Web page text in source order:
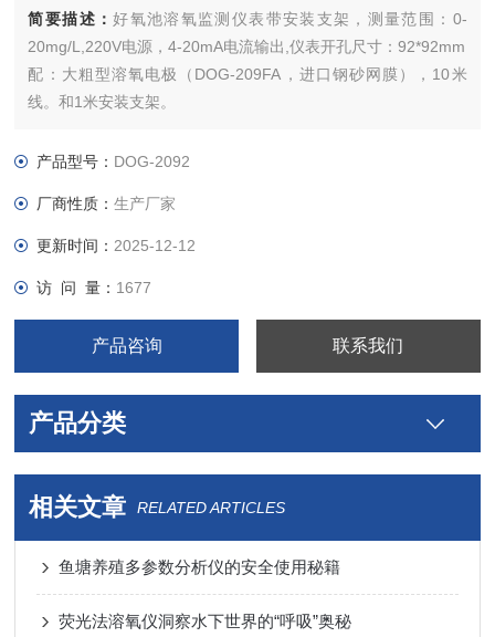
简要描述：好氧池溶氧监测仪表带安装支架，测量范围：0-
20mg/L,220V电源，4-20mA电流输出,仪表开孔尺寸：92*92mm
配：大粗型溶氧电极（DOG-209FA，进口钢砂网膜），10米
线。和1米安装支架。
产品型号： DOG-2092
厂商性质：生产厂家
更新时间： 2025-12-12
访 问 量： 1677
产品咨询 联系我们
产品分类
相关文章 RELATED ARTICLES
鱼塘养殖多参数分析仪的安全使用秘籍
荧光法溶氧仪洞察水下世界的“呼吸”奥秘